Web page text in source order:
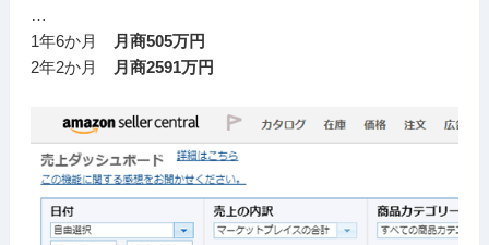
…
1年6か月
月商505万円
2年2か月
月商2591万円